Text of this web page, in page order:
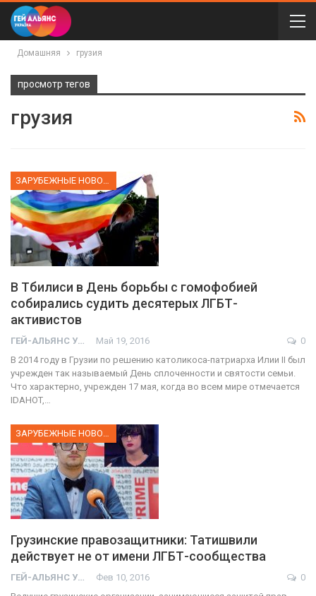
Домашняя грузия
просмотр тегов
грузия
В Тбилиси в День борьбы с гомофобией
собирались судить десятерых ЛГБТ-
активистов
ГЕЙ-АЛЬЯНС УКРАИНА Май 19, 2016
0
В 2014 году в Грузии по решению католикоса-патриарха Илии II был
учрежден так называемый День сплоченности и святости семьи.
Что характерно, учрежден 17 мая, когда во всем мире отмечается
IDAHOT,…
ЗАРУБЕЖНЫЕ НОВОСТИ
Грузинские правозащитники: Татишвили
действует не от имени ЛГБТ-сообщества
ГЕЙ-АЛЬЯНС УКРАИНА Фев 10, 2016
0